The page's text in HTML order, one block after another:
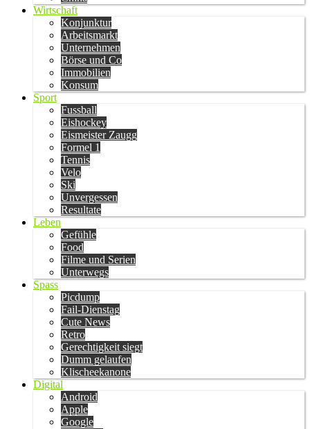
Wirtschaft
Konjunktur
Arbeitsmarkt
Unternehmen
Börse und Co
Immobilien
Konsum
Sport
Fussball
Eishockey
Eismeister Zaugg
Formel 1
Tennis
Velo
Ski
Unvergessen
Resultate
Leben
Gefühle
Food
Filme und Serien
Unterwegs
Spass
Picdump
Fail-Dienstag
Cute News
Retro
Gerechtigkeit siegt
Dumm gelaufen
Klischeekanone
Digital
Android
Apple
Google